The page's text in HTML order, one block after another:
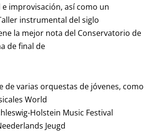
improvisación, así como un
instrumental del siglo
la mejor nota del Conservatorio de
de final de
de varias orquestas de jóvenes, como
World
Holstein Music Festival
Jeugd